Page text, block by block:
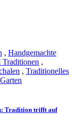
, Handgemachte
,
, Traditionelles
Tradition trifft auf